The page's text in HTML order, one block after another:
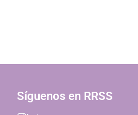
Síguenos en RRSS